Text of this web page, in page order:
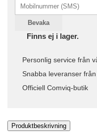
Bevaka
Finns ej i lager.
Personlig service från
Snabba leveranser
Officiell Comviq-butik
Produktbeskrivning